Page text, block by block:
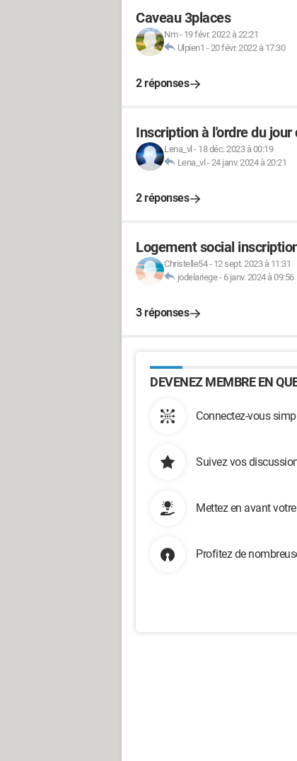
Caveau 3places
Nm- 19 févr. 2022 à 22:21
Ulpien1 -20 févr. 2022 à 17:30
2 réponses
Inscription à l'ordre du jour
Lena_vl - 18 déc. 2023 à 00:19
Lena_vl -24 janv. 2024 à 20:21
2 réponses
Logement social
Christelle54- 12 sept. 2023 à 11:31
jodelariege- 6 janv. 2024 à 09:56
3 réponses
DEVENEZ MEMBRE EN
Connectez-vous
Suivez vos
Mettez en avant
Profitez de